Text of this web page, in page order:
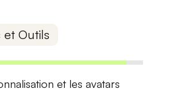
et Outils
et lesavatars